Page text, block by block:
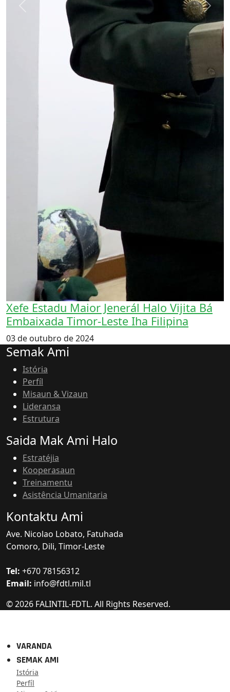
Next
Xefe Estadu Maior Jenerál Halo Vijita Bá
Embaixada Timor-Leste Iha Filipina
03 de outubro de 2024
Semak Ami
Istória
Perfíl
Misaun & Vizaun
Lideransa
Estrutura
Saida Mak Ami Halo
Estratéjia
Kooperasaun
Treinamentu
Asistência Umanitaria
Kontaktu Ami
Ave. Nicolao Lobato, Fatuhada
Comoro, Dili, Timor-Leste
Tel: +670 78156312
Email: info@fdtl.mil.tl
© 2026 FALINTIL-FDTL. All Rights Reserved.
VARANDA
SEMAK AMI
Istória
Perfíl